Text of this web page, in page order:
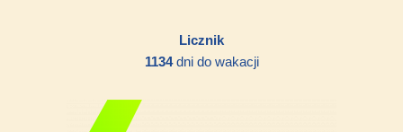
Licznik
1134dni do wakacji